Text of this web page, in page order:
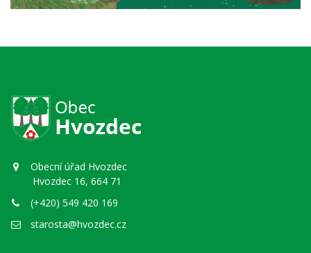
Obecní úřad Hvozdec
Hvozdec 16, 664 71
(+420) 549 420 169
starosta@hvozdec.cz